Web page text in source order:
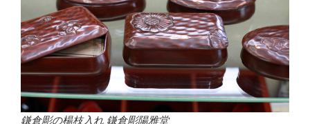
鎌倉彫の楊枝入れ 鎌倉彫陽雅堂